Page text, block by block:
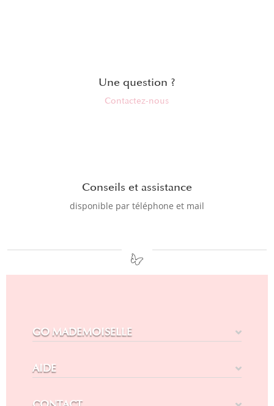
Une question ?
Contactez-nous
Conseils et assistance
disponible par téléphone et mail
GO MADEMOISELLE
AIDE